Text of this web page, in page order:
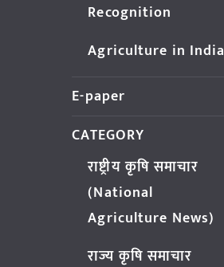
Recognition
Agriculture in India
E-paper
CATEGORY
राष्ट्रीय कृषि समाचार
(National
Agriculture News)
राज्य कृषि समाचार